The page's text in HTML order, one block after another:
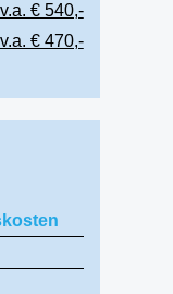
v.a. € 540,-
v.a. € 470,-